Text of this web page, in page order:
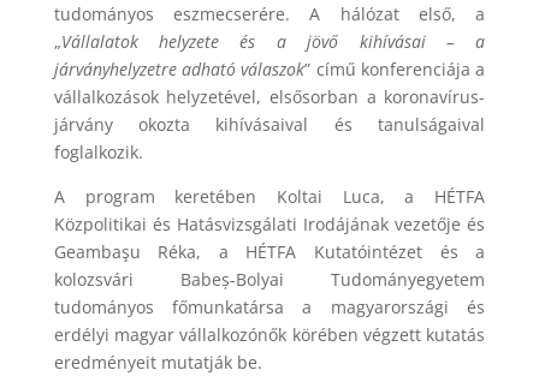
tudományos eszmecserére. A hálózat első, a
„Vállalatok helyzete és a jövő kihívásai – a
járványhelyzetre adható válaszok” című konferenciája a
vállalkozások helyzetével, elsősorban a koronavírus-
járvány okozta kihívásaival és tanulságaival
foglalkozik.
A program keretében Koltai Luca, a HÉTFA
Közpolitikai és Hatásvizsgálati Irodájának vezetője és
Geambaşu Réka, a HÉTFA Kutatóintézet és a
kolozsvári Babeș-Bolyai Tudományegyetem
tudományos főmunkatársa a magyarországi és
erdélyi magyar vállalkozónők körében végzett kutatás
eredményeit mutatják be.